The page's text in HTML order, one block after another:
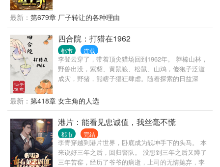
最新： 第679章 厂子转让的各种理由
四合院：打猎在1962
都市 连载
李登云穿了，带着顶尖猎场回到1962年。 莽榛山林，
野兽出没，紫貂、黄鼠狼、松鼠、山鸡，傻狍子泛滥
成灾，野猪，熊瞎子猖狂肆虐。随着探索的日益深
百年灵芝逐渐揭开神秘面纱。 负伤回城的李登云毅然
扛起水连珠，为恓惶年代换个活法…… 治愈系，轻松
向，侠之大者，为国为民！
最新： 第418章 女主角的人选
港片：能看见忠诚值，我丝毫不慌
都市 完结
李青穿越到港片世界，卧底成为靓坤手下的头马。 本
来说好三年之后，回归警队。 没想到三年之后又蹲了
三年苦窑，经历了爷爷的病逝，上司的无情抛弃，李